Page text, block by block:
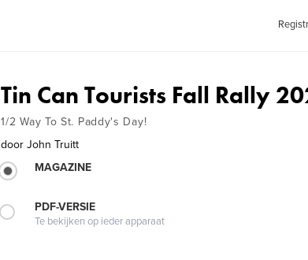
Tin Can Tourists Fall Rally
1/2 Way To St. Paddy's Day!
door John Truitt
MAGAZINE
PDF-VERSIE
Te bekijken op ieder apparaat